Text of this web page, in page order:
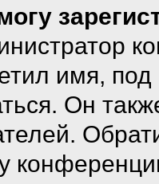
имя,
Он